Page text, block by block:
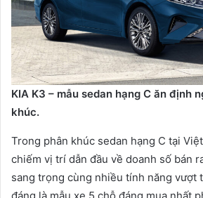
KIA K3 – mẫu sedan hạng C ăn định
khúc.
Trong phân khúc sedan hạng C tại
chiếm vị trí dẫn đầu về doanh số bán
sang trọng cùng nhiều tính năng vượt
đáng là mẫu xe 5 chỗ đáng mua nhất